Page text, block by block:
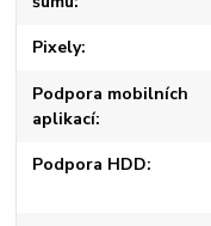
Pixely
Podpora mobilních
aplikací
Podpora HDD